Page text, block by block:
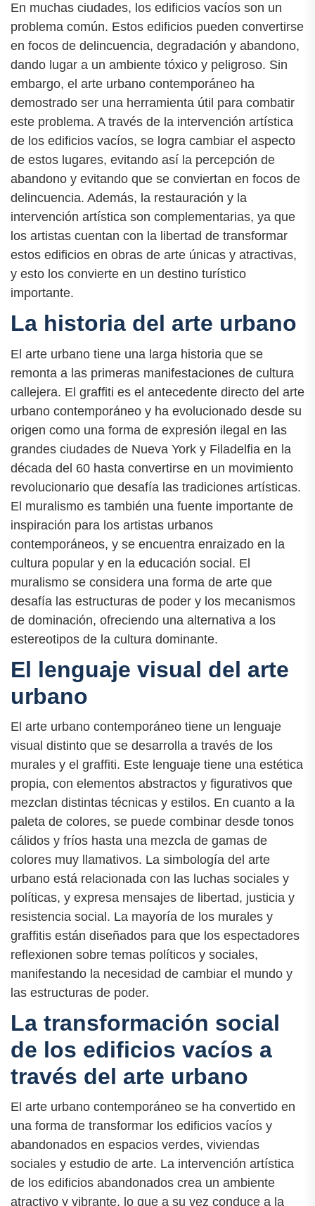
En muchas ciudades, los edificios vacíos son un
problema común. Estos edificios pueden convertirse
en focos de delincuencia, degradación y abandono,
dando lugar a un ambiente tóxico y peligroso. Sin
embargo, el arte urbano contemporáneo ha
demostrado ser una herramienta útil para combatir
este problema. A través de la intervención artística
de los edificios vacíos, se logra cambiar el aspecto
de estos lugares, evitando así la percepción de
abandono y evitando que se conviertan en focos de
delincuencia. Además, la restauración y la
intervención artística son complementarias, ya que
los artistas cuentan con la libertad de transformar
estos edificios en obras de arte únicas y atractivas,
y esto los convierte en un destino turístico
importante.
La historia del arte urbano
El arte urbano tiene una larga historia que se
remonta a las primeras manifestaciones de cultura
callejera. El graffiti es el antecedente directo del arte
urbano contemporáneo y ha evolucionado desde su
origen como una forma de expresión ilegal en las
grandes ciudades de Nueva York y Filadelfia en la
década del 60 hasta convertirse en un movimiento
revolucionario que desafía las tradiciones artísticas.
El muralismo es también una fuente importante de
inspiración para los artistas urbanos
contemporáneos, y se encuentra enraizado en la
cultura popular y en la educación social. El
muralismo se considera una forma de arte que
desafía las estructuras de poder y los mecanismos
de dominación, ofreciendo una alternativa a los
estereotipos de la cultura dominante.
El lenguaje visual del arte
urbano
El arte urbano contemporáneo tiene un lenguaje
visual distinto que se desarrolla a través de los
murales y el graffiti. Este lenguaje tiene una estética
propia, con elementos abstractos y figurativos que
mezclan distintas técnicas y estilos. En cuanto a la
paleta de colores, se puede combinar desde tonos
cálidos y fríos hasta una mezcla de gamas de
colores muy llamativos. La simbología del arte
urbano está relacionada con las luchas sociales y
políticas, y expresa mensajes de libertad, justicia y
resistencia social. La mayoría de los murales y
graffitis están diseñados para que los espectadores
reflexionen sobre temas políticos y sociales,
manifestando la necesidad de cambiar el mundo y
las estructuras de poder.
La transformación social
de los edificios vacíos a
través del arte urbano
El arte urbano contemporáneo se ha convertido en
una forma de transformar los edificios vacíos y
abandonados en espacios verdes, viviendas
sociales y estudio de arte. La intervención artística
de los edificios abandonados crea un ambiente
atractivo y vibrante, lo que a su vez conduce a la